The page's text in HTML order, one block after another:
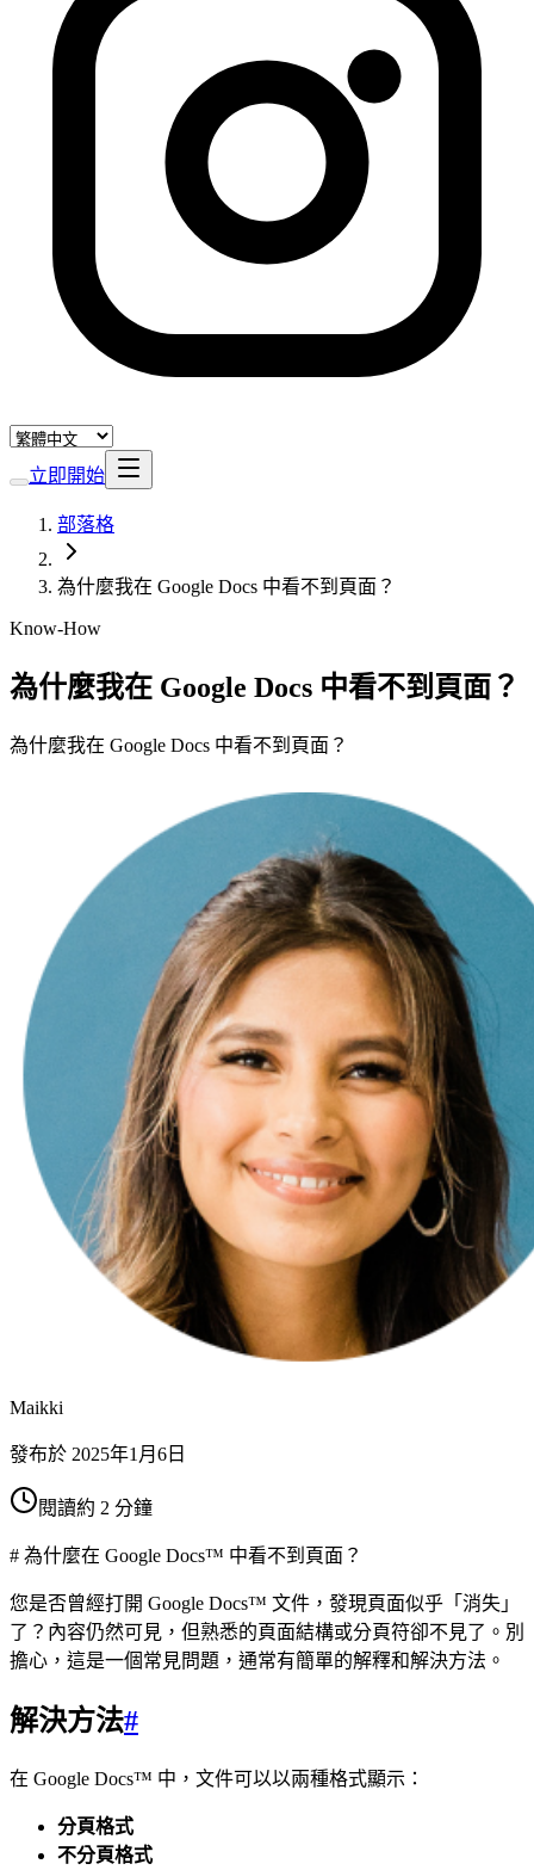
立即開始
部落格
為什麼我在 Google Docs 中看不到頁面？
Know-How
為什麼我在 Google Docs 中看不到頁面？
為什麼我在 Google Docs 中看不到頁面？
Maikki
發布於 2025年1月6日
閱讀約 2 分鐘
# 為什麼在 Google Docs™ 中看不到頁面？
您是否曾經打開 Google Docs™ 文件，發現頁面似乎「消失」
了？內容仍然可見，但熟悉的頁面結構或分頁符卻不見了。別
擔心，這是一個常見問題，通常有簡單的解釋和解決方法。
解決方法#
在 Google Docs™ 中，文件可以以兩種格式顯示：
分頁格式
不分頁格式